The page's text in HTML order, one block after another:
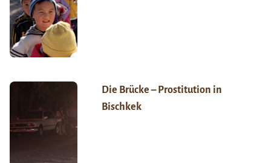
Die Brücke – Prostitution in
Bischkek